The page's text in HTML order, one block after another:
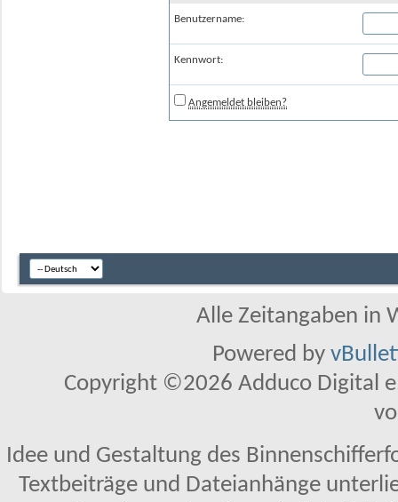
Benutzername:
Kennwort:
Angemeldet bleiben?
Alle Zeitangaben in
Powered by
Copyright ©2026 Adduco Digital
Idee und Gestaltung des
Textbeiträge und Dateianhänge